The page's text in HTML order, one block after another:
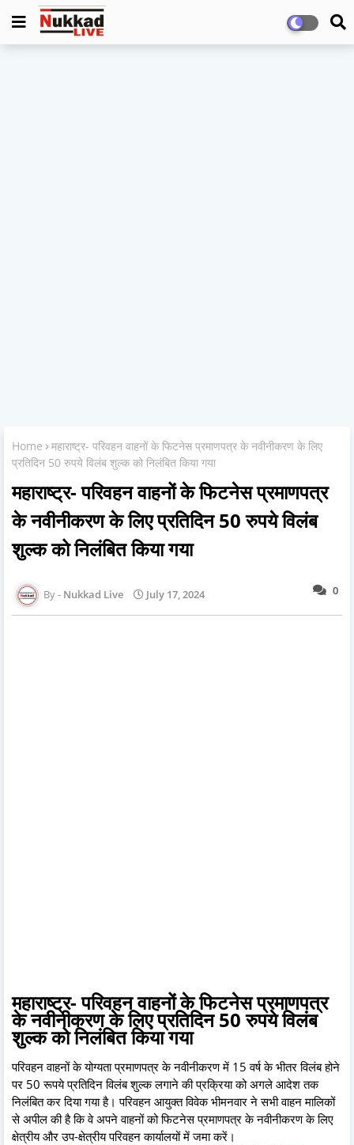
Home
महाराष्ट्र- परिवहन वाहनों के फिटनेस प्रमाणपत्र के नवीनीकरण के लिए
प्रतिदिन 50 रुपये विलंब शुल्क को निलंबित किया गया
महाराष्ट्र- परिवहन वाहनों के फिटनेस प्रमाणपत्र
के नवीनीकरण के लिए प्रतिदिन 50 रुपये विलंब
शुल्क को निलंबित किया गया
0
Nukkad Live July 17, 2024
महाराष्ट्र- परिवहन वाहनों के फिटनेस प्रमाणपत्र
के नवीनीकरण के लिए प्रतिदिन 50 रुपये विलंब
शुल्क को निलंबित किया गया
परिवहन वाहनों के योग्यता प्रमाणपत्र के नवीनीकरण में 15 वर्ष के भीतर विलंब होने
पर 50 रूपये प्रतिदिन विलंब शुल्क लगाने की प्रक्रिया को अगले आदेश तक
निलंबित कर दिया गया है। परिवहन आयुक्त विवेक भीमनवार ने सभी वाहन मालिकों
से अपील की है कि वे अपने वाहनों को फिटनेस प्रमाणपत्र के नवीनीकरण के लिए
क्षेत्रीय और उप-क्षेत्रीय परिवहन कार्यालयों में जमा करें।